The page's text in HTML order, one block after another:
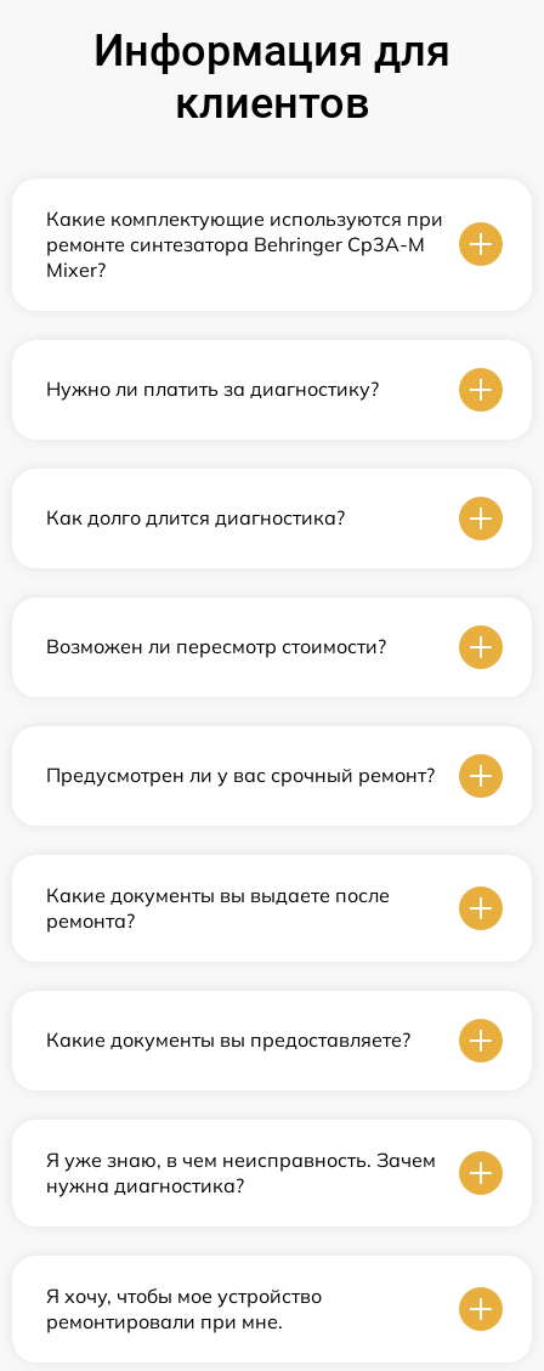
Информация для
клиентов
Какие комплектующие используются при
ремонте синтезатора Behringer Cp3A-M
Mixer?
Нужно ли платить за диагностику?
Как долго длится диагностика?
Возможен ли пересмотр стоимости?
Предусмотрен ли у вас срочный ремонт?
Какие документы вы выдаете после
ремонта?
Какие документы вы предоставляете?
Я уже знаю, в чем неисправность. Зачем
нужна диагностика?
Я хочу, чтобы мое устройство
ремонтировали при мне.